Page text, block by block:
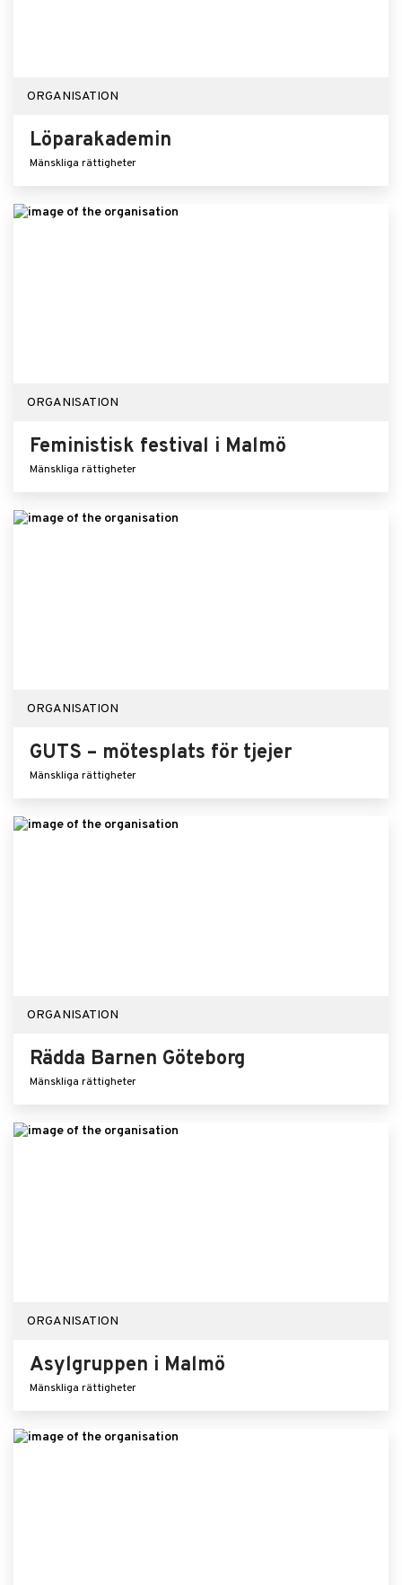
ORGANISATION
Löparakademin
Mänskliga rättigheter
ORGANISATION
Feministisk festival i Malmö
Mänskliga rättigheter
ORGANISATION
GUTS – mötesplats för tjejer
Mänskliga rättigheter
ORGANISATION
Rädda Barnen Göteborg
Mänskliga rättigheter
ORGANISATION
Asylgruppen i Malmö
Mänskliga rättigheter